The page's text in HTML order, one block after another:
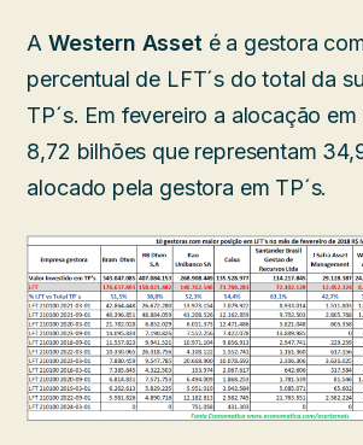
AWestern Asset é a gestora
percentual de LFT´s do total da
TP´s. Em fevereiro a alocação em
8,72 bilhões que representam
alocado pela gestora em TP´s.